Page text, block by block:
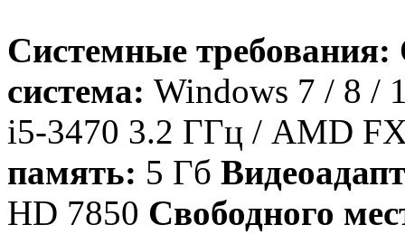
Системные требования:
система: Windows 7 / 8 /
i5-3470 3.2 ГГц / AMD
память: 5 Гб
HD 7850 Свободного